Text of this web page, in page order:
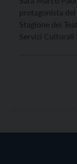
protagonista
Stagione del
Servizi Culturali